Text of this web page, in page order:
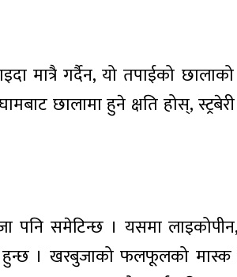
मात्रै गर्दैन, यो तपाईको
छालामा हुने क्षति होस्,
समेटिन्छ । यसमा
। खरबुजाको फलफूलको मास्क